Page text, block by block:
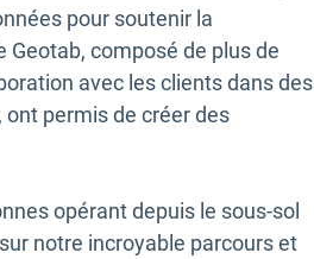
pour soutenir la
composé de plus de
avec les clients dans des
permis de créer des
opérant depuis le sous-sol
notre incroyable parcours et